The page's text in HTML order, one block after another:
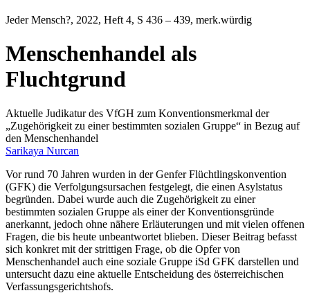
Jeder Mensch?, 2022, Heft 4, S 436 – 439, merk.würdig
Menschenhandel als
Fluchtgrund
Aktuelle Judikatur des VfGH zum Konventionsmerkmal der
„Zugehörigkeit zu einer bestimmten sozialen Gruppe“ in Bezug auf
den Menschenhandel
Sarikaya Nurcan
Vor rund 70 Jahren wurden in der Genfer Flüchtlingskonvention
(GFK) die Verfolgungsursachen festgelegt, die einen Asylstatus
begründen. Dabei wurde auch die Zugehörigkeit zu einer
bestimmten sozialen Gruppe als einer der Konventionsgründe
anerkannt, jedoch ohne nähere Erläuterungen und mit vielen offenen
Fragen, die bis heute unbeantwortet blieben. Dieser Beitrag befasst
sich konkret mit der strittigen Frage, ob die Opfer von
Menschenhandel auch eine soziale Gruppe iSd GFK darstellen und
untersucht dazu eine aktuelle Entscheidung des österreichischen
Verfassungsgerichtshofs.